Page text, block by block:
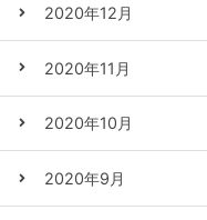
2020年12月
2020年11月
2020年10月
2020年9月